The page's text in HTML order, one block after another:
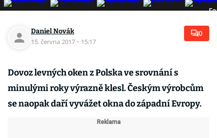
Daniel Novák
15. června 2017 · 15:17
0
Dovoz levných oken z Polska ve srovnání s
minulými roky výrazně klesl. Českým výrobcům
se naopak daří vyvážet okna do západní Evropy.